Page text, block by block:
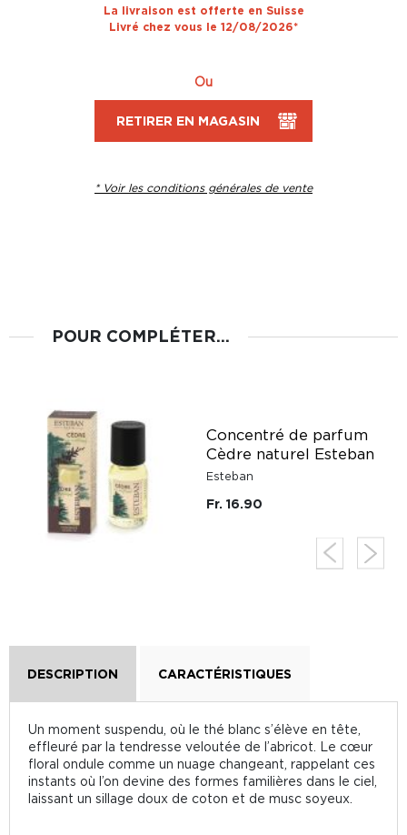
La livraison est offerte en Suisse
Livré chez vous le 12/08/2026*
Ou
RETIRER EN MAGASIN
* Voir les conditions générales de vente
POUR COMPLÉTER...
Concentré de parfum
Cèdre naturel Esteban
Esteban
Fr. 16.90
DESCRIPTION CARACTÉRISTIQUES
Un moment suspendu, où le thé blanc s’élève en tête,
effleuré par la tendresse veloutée de l’abricot. Le cœur
floral ondule comme un nuage changeant, rappelant ces
instants où l’on devine des formes familières dans le ciel,
laissant un sillage doux de coton et de musc soyeux.